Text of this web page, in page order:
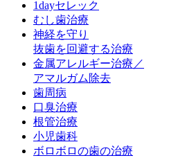
1dayセレック
むし歯治療
神経を守り
抜歯を回避する治療
金属アレルギー治療／
アマルガム除去
歯周病
口臭治療
根管治療
小児歯科
ボロボロの歯の治療